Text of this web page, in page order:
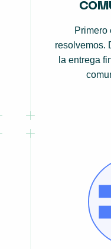
Primero
resolvemos.
la entrega